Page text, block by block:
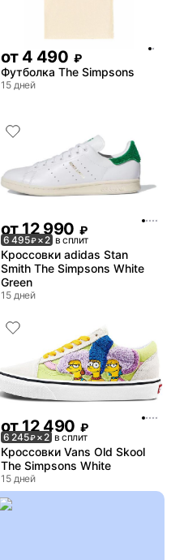
от 4 490 ₽
Футболка The Simpsons
15 дней
от12 990 ₽
6 495₽× 2 в сплит
Кроссовки adidas Stan
Smith The Simpsons White
Green
15 дней
от12 490 ₽
6 245₽× 2 в сплит
Кроссовки Vans Old Skool
The Simpsons White
15 дней